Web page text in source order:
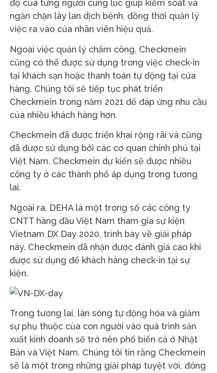
độ của từng người cùng lúc giúp kiểm soát và
ngăn chặn lây lan dịch bệnh, đồng thời quản lý
việc ra vào của nhân viên hiệu quả.
Ngoài việc quản lý chấm công, Checkmein
cũng có thể được sử dụng trong việc check-in
tại khách sạn hoặc thanh toán tự động tại cửa
hàng. Chúng tôi sẽ tiếp tục phát triển
Checkmein trong năm 2021 để đáp ứng nhu cầu
của nhiều khách hàng hơn.
Checkmein đã được triển khai rộng rãi và cũng
đã được sử dụng bởi các cơ quan chính phủ tại
Việt Nam, Checkmein dự kiến ​​sẽ được nhiều
công ty ở các thành phố áp dụng trong tương
lai.
Ngoài ra, DEHA là một trong số các công ty
CNTT hàng đầu Việt Nam tham gia sự kiện
Vietnam DX Day 2020, trình bày về giải pháp
này. Checkmein đã nhận được đánh giá cao khi
được sử dụng để khách hàng check-in tại sự
kiện.
Trong tương lai, làn sóng tự động hóa và giảm
sự phụ thuộc của con người vào quá trình sản
xuất kinh doanh sẽ trở nên phổ biến cả ở Nhật
Bản và Việt Nam. Chúng tôi tin rằng Checkmein
sẽ là một trong những giải pháp tuyệt vời, đóng